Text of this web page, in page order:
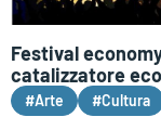
Festival
catalizzatore
#Arte #Cultura